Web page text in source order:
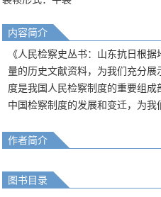
内容简介
《人民检察史丛书：山东抗日根
量的历史文献资料，为我们充分
度是我国人民检察制度的重要组
中国检察制度的发展和变迁，为我
作者简介
图书目录